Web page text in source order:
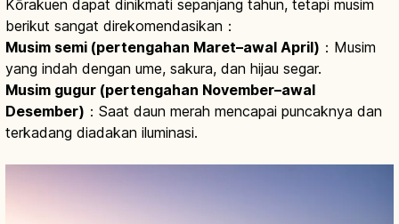
Kōrakuen dapat dinikmati sepanjang tahun, tetapi musim
berikut sangat direkomendasikan：
Musim semi (pertengahan Maret–awal April) ：Musim
yang indah dengan ume, sakura, dan hijau segar.
Musim gugur (pertengahan November–awal
Desember) ：Saat daun merah mencapai puncaknya dan
terkadang diadakan iluminasi.